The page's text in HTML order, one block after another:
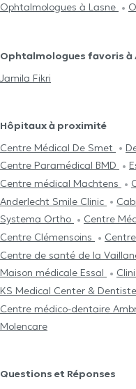
Ophtalmologues à Lasne
Ophtalmologues favoris à
Jamila Fikri
Hôpitaux à proximité
Centre Médical De Smet
Centre Paramédical BMD
Centre médical Machtens
Anderlecht Smile Clinic
Systema Ortho
Centre
Centre Clémensoins
Centre de santé de la
Maison médicale Essal
KS Medical Center &
Centre médico-dentaire
Molencare
Questions et Réponses